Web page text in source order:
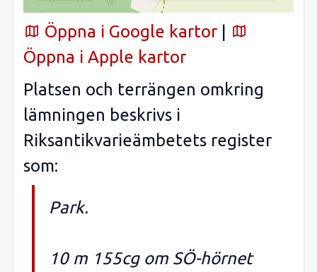
Öppna i Google kartor
Öppna i Apple kartor
Platsen och terrängen omkring
lämningen beskrivs i
Riksantikvarieämbetets register
som:
Park.
10 m 155cg om SÖ-hörnet